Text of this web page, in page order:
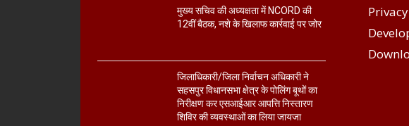
मुख्य सचिव की अध्यक्षता में NCORD की
12वीं बैठक, नशे के खिलाफ कार्रवाई पर जोर
जिलाधिकारी/जिला निर्वाचन अधिकारी ने
सहसपुर विधानसभा क्षेत्र के पोलिंग बूथों का
निरीक्षण कर एसआईआर आपत्ति निस्तारण
शिविर की व्यवस्थाओं का लिया जायजा